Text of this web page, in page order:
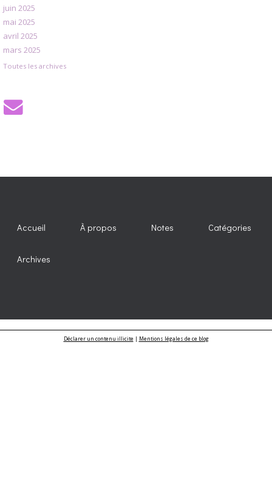
juin 2025
mai 2025
avril 2025
mars 2025
Toutes les archives
Accueil À propos Notes Catégories
Archives
Déclarer un contenu illicite| Mentions légales de ce blog